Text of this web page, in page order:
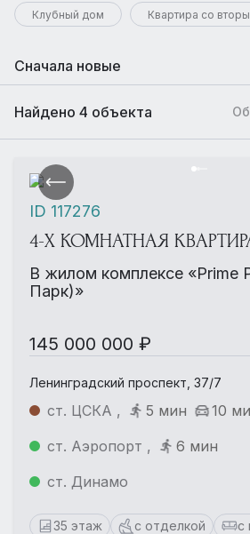
Клубный дом Квартира со
Сначала новые
Найдено 4 объекта
4-Х КОМНАТНАЯ
В жилом комплексе «Prime
Парк)»
145 000 000 ₽
Ленинградский проспект, 37/7
ст. ЦСКА , 5 мин
10
ст. Аэропорт ,
6 мин
ст. Динамо
35 этаж с отделкой с
ID 117276